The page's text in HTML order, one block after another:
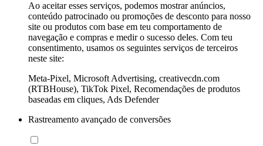
Ao aceitar esses serviços, podemos mostrar anúncios,
conteúdo patrocinado ou promoções de desconto para nosso
site ou produtos com base em teu comportamento de
navegação e compras e medir o sucesso deles. Com teu
consentimento, usamos os seguintes serviços de terceiros
neste site:
Meta-Pixel, Microsoft Advertising, creativecdn.com
(RTBHouse), TikTok Pixel, Recomendações de produtos
baseadas em cliques, Ads Defender
Rastreamento avançado de conversões